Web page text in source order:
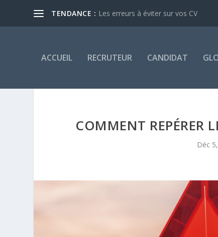
TENDANCE : Les erreurs à éviter sur vos CV
ACCUEIL RECRUTEUR CANDIDAT
COMMENT REPÉRER
Déc